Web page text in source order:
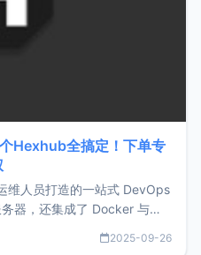
Hexhub全搞定！下单专
维人员打造的一站式 DevOps
器，还集成了 Docker 与常
可同时搞定运维与数据库操
2025-09-26